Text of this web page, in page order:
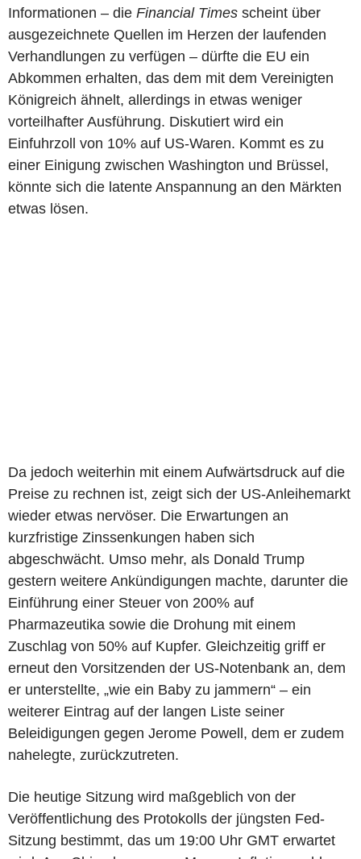
Informationen – die Financial Times scheint über
ausgezeichnete Quellen im Herzen der laufenden
Verhandlungen zu verfügen – dürfte die EU ein
Abkommen erhalten, das dem mit dem Vereinigten
Königreich ähnelt, allerdings in etwas weniger
vorteilhafter Ausführung. Diskutiert wird ein
Einfuhrzoll von 10% auf US-Waren. Kommt es zu
einer Einigung zwischen Washington und Brüssel,
könnte sich die latente Anspannung an den Märkten
etwas lösen.
Da jedoch weiterhin mit einem Aufwärtsdruck auf die
Preise zu rechnen ist, zeigt sich der US-Anleihemarkt
wieder etwas nervöser. Die Erwartungen an
kurzfristige Zinssenkungen haben sich
abgeschwächt. Umso mehr, als Donald Trump
gestern weitere Ankündigungen machte, darunter die
Einführung einer Steuer von 200% auf
Pharmazeutika sowie die Drohung mit einem
Zuschlag von 50% auf Kupfer. Gleichzeitig griff er
erneut den Vorsitzenden der US-Notenbank an, dem
er unterstellte, „wie ein Baby zu jammern“ – ein
weiterer Eintrag auf der langen Liste seiner
Beleidigungen gegen Jerome Powell, dem er zudem
nahelegte, zurückzutreten.
Die heutige Sitzung wird maßgeblich von der
Veröffentlichung des Protokolls der jüngsten Fed-
Sitzung bestimmt, das um 19:00 Uhr GMT erwartet